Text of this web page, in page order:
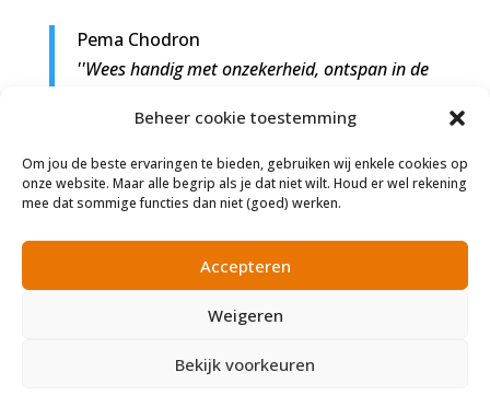
Beheer cookie toestemming
Om jou de beste ervaringen te bieden, gebruiken wij enkele cookies op
onze website. Maar alle begrip als je dat niet wilt. Houd er wel rekening
mee dat sommige functies dan niet (goed) werken.
Accepteren
Weigeren
Bekijk voorkeuren
Pema Chodron
''Wees handig met onzekerheid, ontspan in de
spirituele pad.''
Florence Scovel Shinn
eenvoudig aan.''